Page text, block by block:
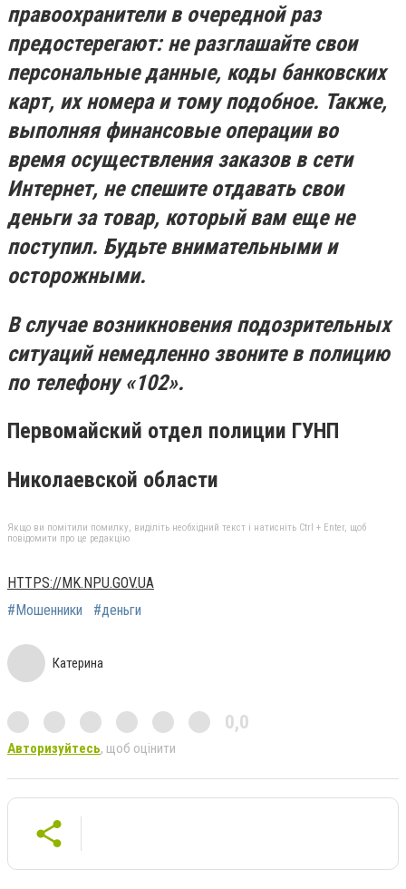
правоохранители в очередной раз
предостерегают: не разглашайте свои
персональные данные, коды банковских
карт, их номера и тому подобное. Также,
выполняя финансовые операции во
время осуществления заказов в сети
Интернет, не спешите отдавать свои
деньги за товар, который вам еще не
поступил. Будьте внимательными и
осторожными.
В случае возникновения подозрительных
ситуаций немедленно звоните в полицию
по телефону «102».
Первомайский отдел полиции ГУНП
Николаевской области
Якщо ви помітили помилку, виділіть необхідний текст і натисніть Ctrl + Enter, щоб
повідомити про це редакцію
HTTPS://MK.NPU.GOV.UA
#Мошенники
#деньги
Катерина
0,0
Авторизуйтесь, щоб оцінити